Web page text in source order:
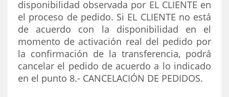
disponibilidad observada por EL CLIENTE en
el proceso de pedido. Si EL CLIENTE no está
de acuerdo con la disponibilidad en el
momento de activación real del pedido por
la confirmación de la transferencia, podrá
cancelar el pedido de acuerdo a lo indicado
en el punto 8.- CANCELACIÓN DE PEDIDOS.